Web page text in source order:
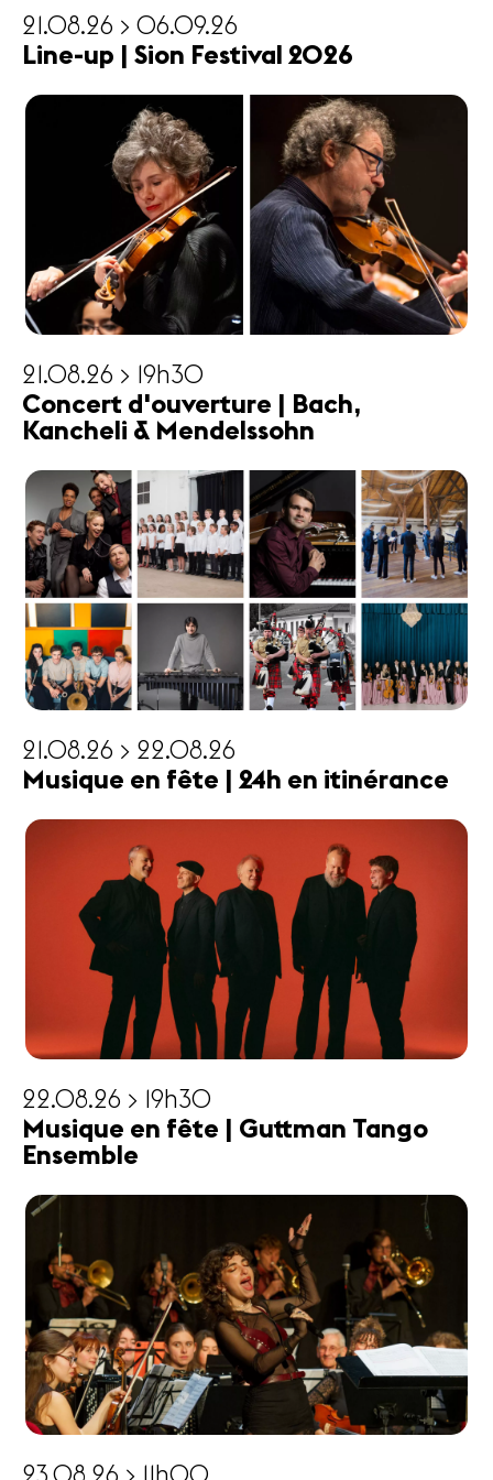
21.08.26 > 06.09.26
Line-up | Sion Festival 2026
21.08.26 > 19h30
Concert d'ouverture | Bach,
Kancheli & Mendelssohn
21.08.26 > 22.08.26
Musique en fête | 24h en itinérance
22.08.26 > 19h30
Musique en fête | Guttman Tango
Ensemble